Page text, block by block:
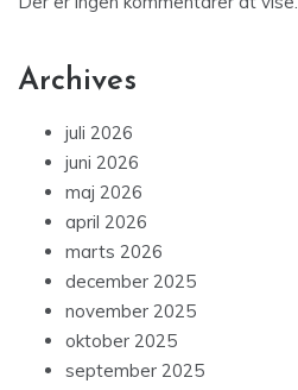
Archives
juli 2026
juni 2026
maj 2026
april 2026
marts 2026
december 2025
november 2025
oktober 2025
september 2025